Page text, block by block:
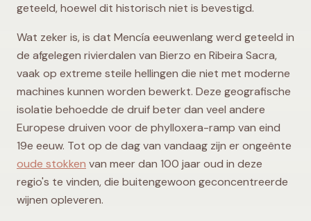
geteeld, hoewel dit historisch niet is bevestigd.
Wat zeker is, is dat Mencía eeuwenlang werd geteeld in
de afgelegen rivierdalen van Bierzo en Ribeira Sacra,
vaak op extreme steile hellingen die niet met moderne
machines kunnen worden bewerkt. Deze geografische
isolatie behoedde de druif beter dan veel andere
Europese druiven voor de phylloxera-ramp van eind
19e eeuw. Tot op de dag van vandaag zijn er ongeënte
oude stokken van meer dan 100 jaar oud in deze
regio's te vinden, die buitengewoon geconcentreerde
wijnen opleveren.